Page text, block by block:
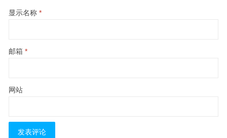
显示名称 *
邮箱 *
网站